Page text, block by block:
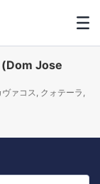
(Dom Jose
ァコス, クォテーラ,